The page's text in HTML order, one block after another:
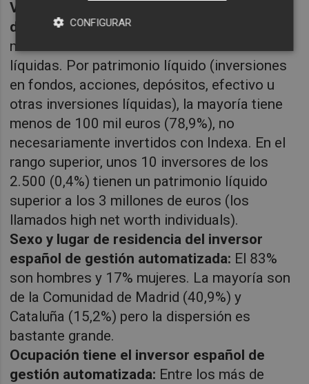
Volumen de inversión del inversor español
de gestión automatizada:
menos de 100 mil euros en inversiones
líquidas. Por patrimonio líquido (inversiones
en fondos, acciones, depósitos, efectivo u
otras inversiones líquidas), la mayoría tiene
menos de 100 mil euros (78,9%), no
necesariamente invertidos con Indexa. En el
rango superior, unos 10 inversores de los
2.500 (0,4%) tienen un patrimonio líquido
superior a los 3 millones de euros (los
llamados high net worth individuals).
Sexo y lugar de residencia del inversor
español de gestión automatizada: El 83%
son hombres y 17% mujeres. La mayoría son
de la Comunidad de Madrid (40,9%) y
Cataluña (15,2%) pero la dispersión es
bastante grande.
Ocupación tiene el inversor español de
gestión automatizada: Entre los más de
CONFIGURAR